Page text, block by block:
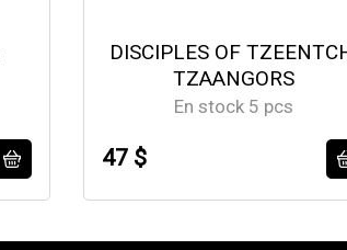
DISCIPLES OF
TZAANGORS
En stock 5 pcs
47 $